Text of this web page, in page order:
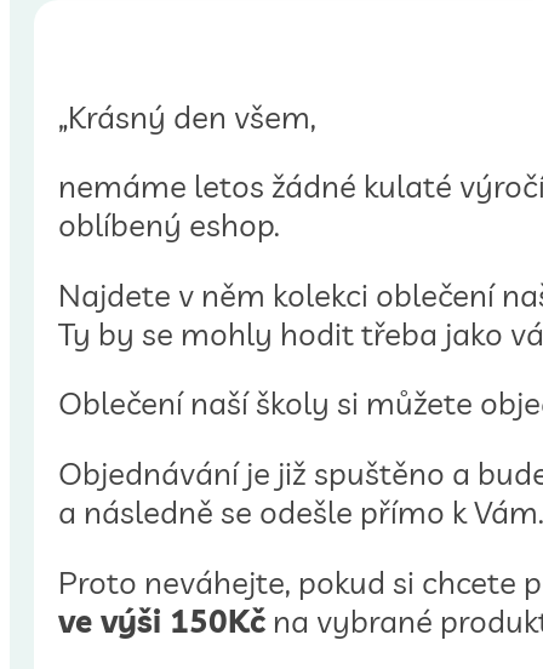
„Krásný den všem,
nemáme letos žádné kulaté
oblíbený eshop.
Najdete v něm kolekci oblečení
Ty by se mohly hodit třeba jako
Oblečení naší školy si můžete
Objednávání je již spuštěno a
a následně se odešle přímo k Vám.
Proto neváhejte, pokud si chcete
ve výši 150Kč na vybrané